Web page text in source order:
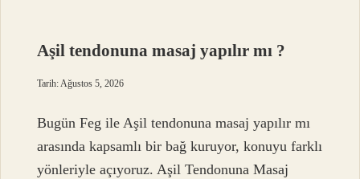
Aşil tendonuna masaj yapılır mı ?
Tarih: Ağustos 5, 2026
Bugün Feg ile Aşil tendonuna masaj yapılır mı
arasında kapsamlı bir bağ kuruyor, konuyu farklı
yönleriyle açıyoruz. Aşil Tendonuna Masaj